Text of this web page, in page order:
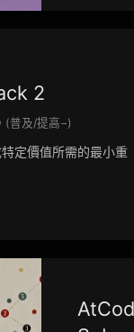
2
(普及/提高−)
定價值所需的最小重